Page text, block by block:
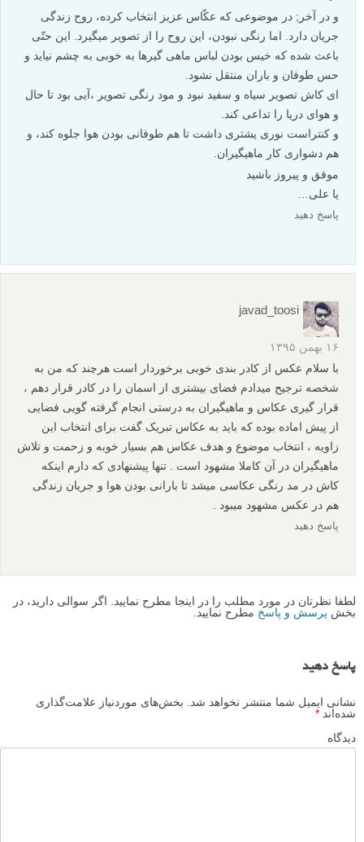
مهدی شرفی
۱۶ بهمن ۱۳۹۵
عکس بسیار زیبایی است و مفهوم را بخوبی نشان میدهد ولی واقعا
ای کاش رنگی بود با کنتراستر.
به نظر من سیاه سفید بودن و نگاه فرد جلویی احساس خستگی را
نشان میدهد و اینه که اسمان کم دیده میشود باعث طوفانی نشان
دادن نشده.
ولی واقعا اون مارپیچ بسیار زیبا و پرمعنا است.
پاسخ دهید
۱۶ بهمن ۱۳۹۵
با سلام خدمت عکاس گرامی
به نظر بنده، نحوه ی قرار گیری افراد در تصویر، به خوبی مفهوم
تصویر را می رساند. افراد به صورت مارپیچ ایستاده اند و کسی که از
همه به دوربین نزدیک تر است، در چشم ربا ترین نقطه ی عکس قرار
گرفته است. و بعد از دیدن آن شخص، چشم در این مارپیچ هدایت می
شود و ما همه ی افراد را میبینیم. در دست همه ی ماهیگیر ها، قسمتی
از تور قرار دارد و این حس را منتقل می کند که همه ی این افراد،
مانند دانه های تسبیح به هم وصل شده اند و با همدلی و همکاری، برای
کسب روزی تلاش می کنند.
هر کدام از افراد در تصویر اندازه ای دارند امّا همه ی آنها در حال
اما از نظر این حقیر تصویر ایراد هایی هم دارد.
را به خوبی منتقل نکند. علاوه بر این، تصویر را تخت و پرسپکتیو را کم
و در آخر; در موضوعی که عکّاس عزیز انتخاب کرده، روح زندگی
باعث شده که خیس بودن لباس ماهی گیرها به خوبی به چشم نیاید و